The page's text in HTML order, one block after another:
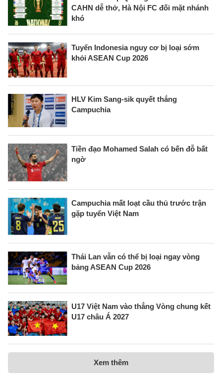
CAHN dễ thở, Hà Nội FC đối mặt nhánh
khó
Tuyển Indonesia nguy cơ bị loại sớm
khỏi ASEAN Cup 2026
HLV Kim Sang-sik quyết thắng
Campuchia
Tiền đạo Mohamed Salah có bến đỗ bất
ngờ
Campuchia mất loạt cầu thủ trước trận
gặp tuyển Việt Nam
Thái Lan vẫn có thể bị loại ngay vòng
bảng ASEAN Cup 2026
U17 Việt Nam vào thẳng Vòng chung kết
U17 châu Á 2027
Xem thêm